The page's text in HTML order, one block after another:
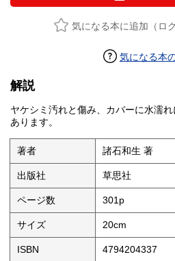
気になる本に追加（ロ
気になる本
解説
ヤケシミ汚れと傷み、カバーに水濡
あります。
著者 諸石和生 著
出版社 草思社
ページ数 301p
サイズ 20cm
ISBN 4794204337